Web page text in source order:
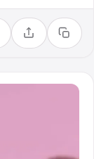
Compartilhar
Copiar